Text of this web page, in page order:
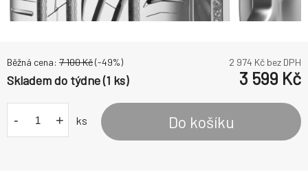
Běžná cena: 7 100Kč(-49%) 2 974 Kč bez DPH
Skladem do týdne (1 ks) 3 599 Kč
- + ks Do košíku